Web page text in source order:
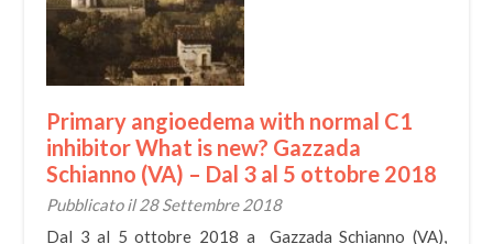
Primary angioedema with normal C1
inhibitor What is new? Gazzada
Schianno (VA) – Dal 3 al 5 ottobre 2018
Pubblicato il 28 Settembre 2018
Dal 3 al 5 ottobre 2018 a Gazzada Schianno (VA),